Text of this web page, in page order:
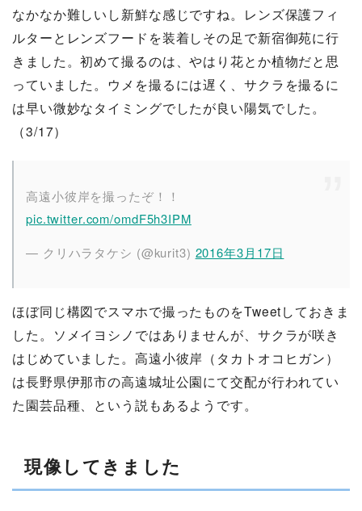
なかなか難しいし新鮮な感じですね。レンズ保護フィ
ルターとレンズフードを装着しその足で新宿御苑に行
きました。初めて撮るのは、やはり花とか植物だと思
っていました。ウメを撮るには遅く、サクラを撮るに
は早い微妙なタイミングでしたが良い陽気でした。
（3/17）
高遠小彼岸を撮ったぞ！！
pic.twitter.com/omdF5h3IPM
— クリハラタケシ (@kurit3) 2016年3月17日
ほぼ同じ構図でスマホで撮ったものをTweetしておきま
した。ソメイヨシノではありませんが、サクラが咲き
はじめていました。高遠小彼岸（タカトオコヒガン）
は長野県伊那市の高遠城址公園にて交配が行われてい
た園芸品種、という説もあるようです。
現像してきました